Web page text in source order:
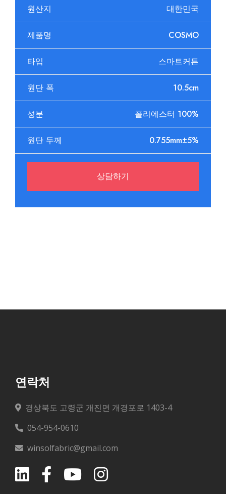
원산지 대한민국
제품명 COSMO
타입 스마트커튼
원단 폭 10.5cm
성분 폴리에스터 100%
원단 두께 0.755mm±5%
상담하기
연락처
경상북도 고령군 개진면 개경포로 1403-4
054-954-0610
winsolfabric@gmail.com